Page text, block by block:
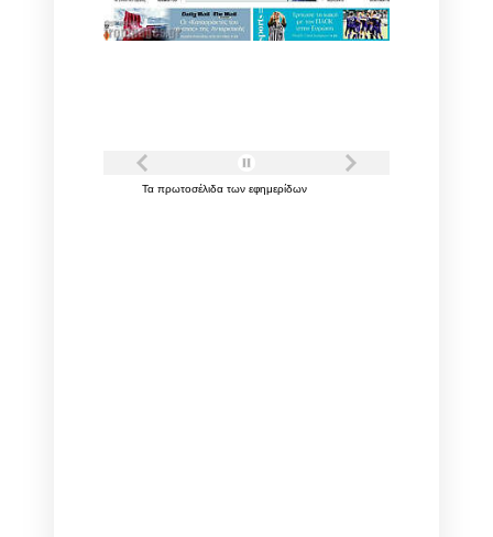
Τα πρωτοσέλιδα των εφημερίδων